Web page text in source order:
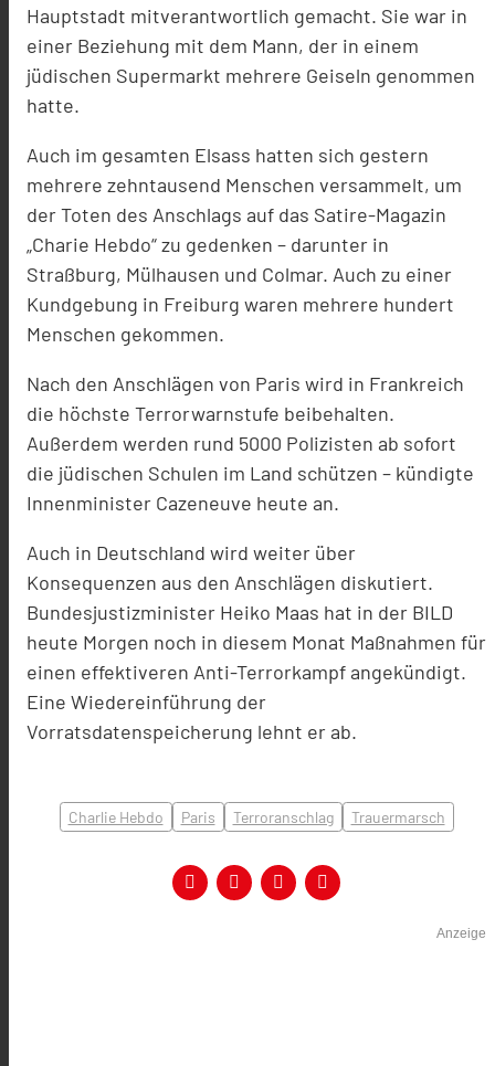
Hauptstadt mitverantwortlich gemacht. Sie war in
einer Beziehung mit dem Mann, der in einem
jüdischen Supermarkt mehrere Geiseln genommen
hatte.
Auch im gesamten Elsass hatten sich gestern
mehrere zehntausend Menschen versammelt, um
der Toten des Anschlags auf das Satire-Magazin
„Charie Hebdo“ zu gedenken – darunter in
Straßburg, Mülhausen und Colmar. Auch zu einer
Kundgebung in Freiburg waren mehrere hundert
Menschen gekommen.
Nach den Anschlägen von Paris wird in Frankreich
die höchste Terrorwarnstufe beibehalten.
Außerdem werden rund 5000 Polizisten ab sofort
die jüdischen Schulen im Land schützen – kündigte
Innenminister Cazeneuve heute an.
Auch in Deutschland wird weiter über
Konsequenzen aus den Anschlägen diskutiert.
Bundesjustizminister Heiko Maas hat in der BILD
heute Morgen noch in diesem Monat Maßnahmen für
einen effektiveren Anti-Terrorkampf angekündigt.
Eine Wiedereinführung der
Vorratsdatenspeicherung lehnt er ab.
Charlie Hebdo Paris Terroranschlag Trauermarsch
Anzeige